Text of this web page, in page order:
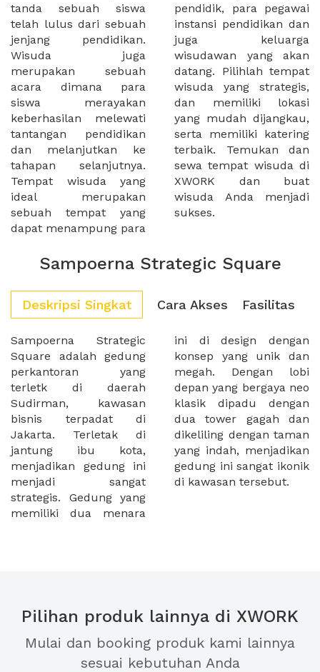
tanda sebuah siswa
telah lulus dari sebuah
jenjang pendidikan.
Wisuda juga
merupakan sebuah
acara dimana para
siswa merayakan
keberhasilan melewati
tantangan pendidikan
dan melanjutkan ke
tahapan selanjutnya.
Tempat wisuda yang
ideal merupakan
sebuah tempat yang
dapat menampung para
pendidik, para pegawai
instansi pendidikan dan
juga keluarga
wisudawan yang akan
datang. Pilihlah tempat
wisuda yang strategis,
dan memiliki lokasi
yang mudah dijangkau,
serta memiliki katering
terbaik. Temukan dan
sewa tempat wisuda di
XWORK dan buat
wisuda Anda menjadi
sukses.
Sampoerna Strategic Square
Deskripsi Singkat Cara Akses Fasilitas
Sampoerna Strategic
Square adalah gedung
perkantoran yang
terletk di daerah
Sudirman, kawasan
bisnis terpadat di
Jakarta. Terletak di
jantung ibu kota,
menjadikan gedung ini
menjadi sangat
strategis. Gedung yang
memiliki dua menara
ini di design dengan
konsep yang unik dan
megah. Dengan lobi
depan yang bergaya neo
klasik dipadu dengan
dua tower gagah dan
dikeliling dengan taman
yang indah, menjadikan
gedung ini sangat ikonik
di kawasan tersebut.
Pilihan produk lainnya di XWORK
Mulai dan booking produk kami lainnya
sesuai kebutuhan Anda